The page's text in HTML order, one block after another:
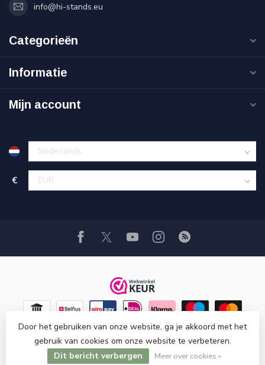
info@hi-stands.eu
Categorieën
Informatie
Mijn account
€
© Copyright 2026 Hi-Stands webshop!
Door het gebruiken van onze website, ga je akkoord met het
gebruik van cookies om onze website te verbeteren.
Dit bericht verbergen
Meer over cookies »